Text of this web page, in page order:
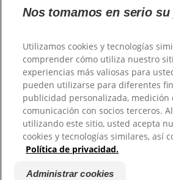
@2026 TuHogar. Todos los
Nos tomamos en serio
Utilizamos cookies y tecnologías
comprender cómo utiliza nuestro
experiencias más valiosas para
pueden utilizarse para diferentes
publicidad personalizada, medición
comunicación con socios terceros.
utilizando este sitio, usted acepta
cookies y tecnologías similares, así
Política de privacidad.
Administrar cookies